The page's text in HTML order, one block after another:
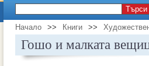
Търси
Начало >> Книги >>
Гошо и малката